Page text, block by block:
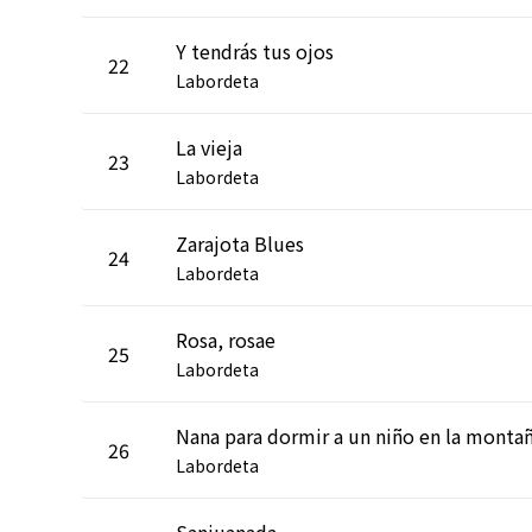
22 Y tendrás tus ojos
Labordeta
23 La vieja
Labordeta
24 Zarajota Blues
Labordeta
25 Rosa, rosae
Labordeta
26 Nana para dormir a un niño en la
Labordeta